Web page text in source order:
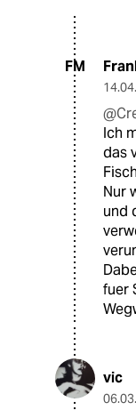
FM
Ich
das
Nur
und
fuer
vic